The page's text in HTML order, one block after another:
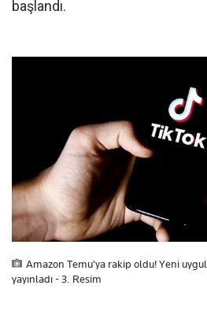
başlandı.
Amazon Temu'ya rakip oldu! Yeni
yayınladı - 3. Resim